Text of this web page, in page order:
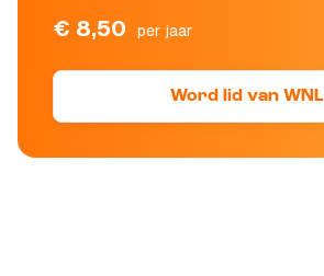
€ 8,50 per jaar
Word lid van WNL